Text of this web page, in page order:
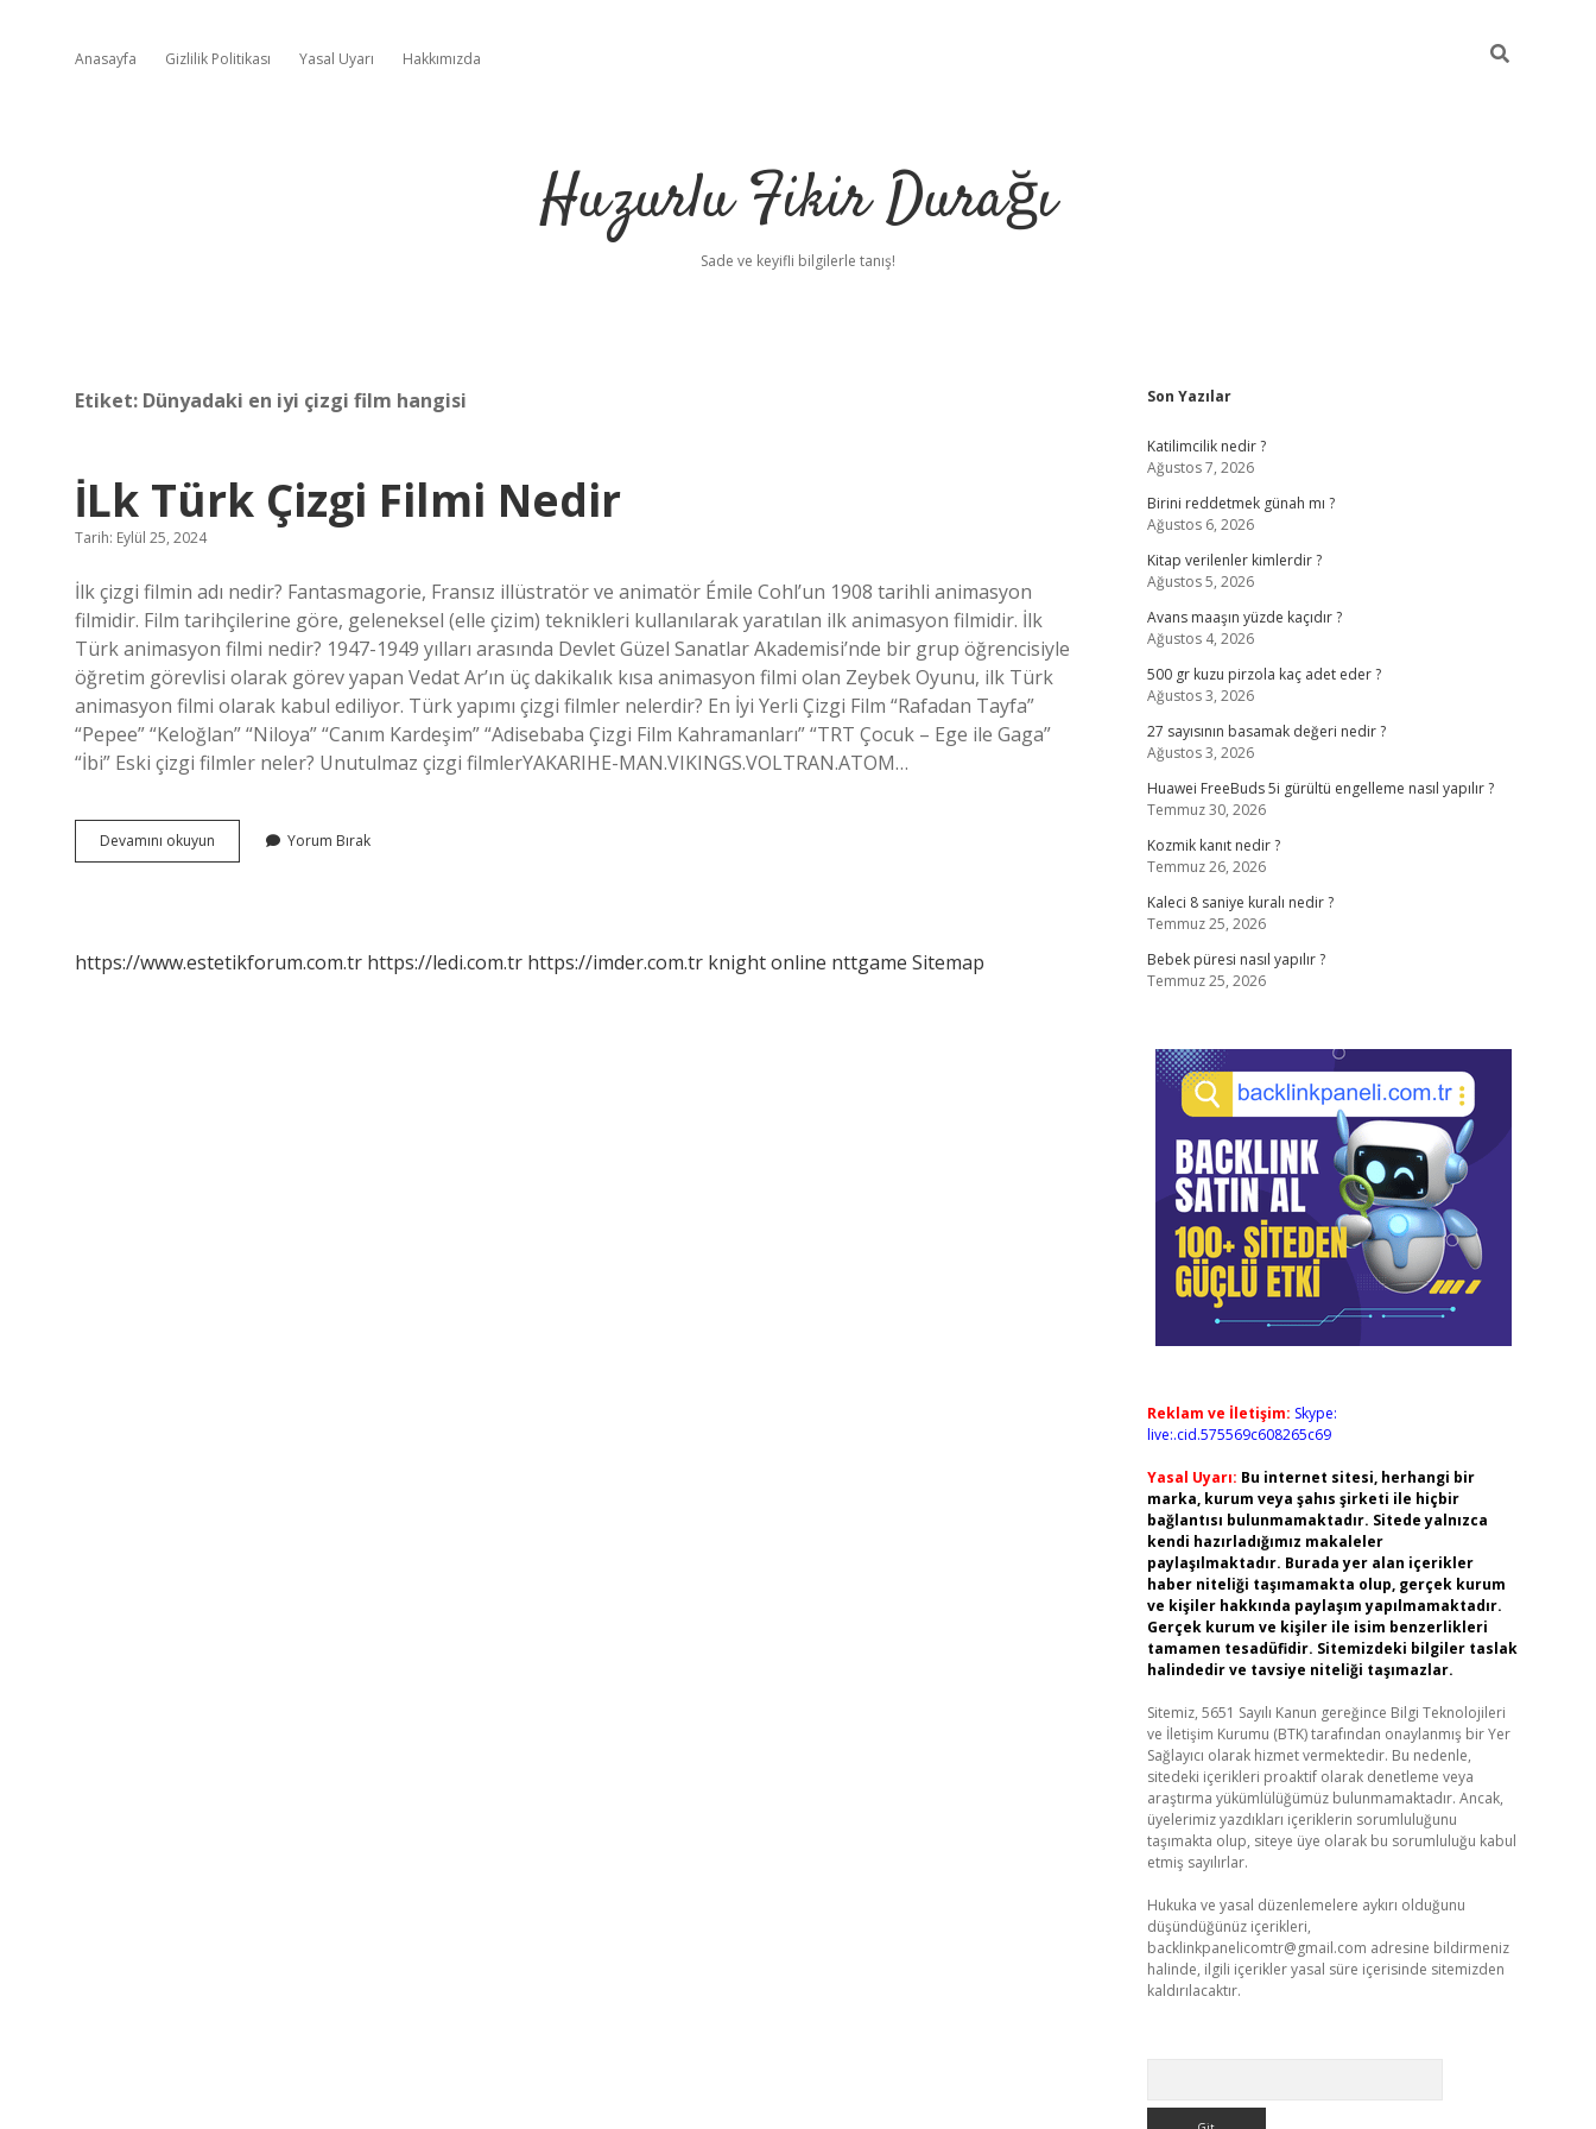
Anasayfa Gizlilik Politikası Yasal Uyarı Hakkımızda
Huzurlu Fikir Durağı
Sade ve keyifli bilgilerle tanış!
Etiket: Dünyadaki en iyi çizgi film hangisi
İLk Türk Çizgi Filmi Nedir
Tarih: Eylül 25, 2024
İlk çizgi filmin adı nedir? Fantasmagorie, Fransız illüstratör ve animatör Émile Cohl’un 1908 tarihli animasyon
filmidir. Film tarihçilerine göre, geleneksel (elle çizim) teknikleri kullanılarak yaratılan ilk animasyon filmidir. İlk
Türk animasyon filmi nedir? 1947-1949 yılları arasında Devlet Güzel Sanatlar Akademisi’nde bir grup öğrencisiyle
öğretim görevlisi olarak görev yapan Vedat Ar’ın üç dakikalık kısa animasyon filmi olan Zeybek Oyunu, ilk Türk
animasyon filmi olarak kabul ediliyor. Türk yapımı çizgi filmler nelerdir? En İyi Yerli Çizgi Film “Rafadan Tayfa”
“Pepee” “Keloğlan” “Niloya” “Canım Kardeşim” “Adisebaba Çizgi Film Kahramanları” “TRT Çocuk – Ege ile Gaga”
“İbi” Eski çizgi filmler neler? Unutulmaz çizgi filmlerYAKARIHE-MAN.VIKINGS.VOLTRAN.ATOM…
Devamını okuyun
Türk
Yorum Bırak
https://www.estetikforum.com.tr https://ledi.com.tr https://imder.com.tr knight online nttgame Sitemap
Sidebar
Son Yazılar
Katilimcilik nedir ?
Ağustos 7, 2026
Birini reddetmek günah mı ?
Ağustos 6, 2026
Kitap verilenler kimlerdir ?
Ağustos 5, 2026
Avans maaşın yüzde kaçıdır ?
Ağustos 4, 2026
500 gr kuzu pirzola kaç adet eder ?
Ağustos 3, 2026
27 sayısının basamak değeri nedir ?
Ağustos 3, 2026
Huawei FreeBuds 5i gürültü engelleme nasıl yapılır ?
Temmuz 30, 2026
Kozmik kanıt nedir ?
Temmuz 26, 2026
Kaleci 8 saniye kuralı nedir ?
Temmuz 25, 2026
Bebek püresi nasıl yapılır ?
Temmuz 25, 2026
Reklam ve İletişim: Skype:
live:.cid.575569c608265c69
Yasal Uyarı: Bu internet sitesi, herhangi bir
marka, kurum veya şahıs şirketi ile hiçbir
bağlantısı bulunmamaktadır. Sitede yalnızca
kendi hazırladığımız makaleler
paylaşılmaktadır. Burada yer alan içerikler
haber niteliği taşımamakta olup, gerçek kurum
ve kişiler hakkında paylaşım yapılmamaktadır.
Gerçek kurum ve kişiler ile isim benzerlikleri
tamamen tesadüfidir. Sitemizdeki bilgiler taslak
halindedir ve tavsiye niteliği taşımazlar.
Sitemiz, 5651 Sayılı Kanun gereğince Bilgi Teknolojileri
ve İletişim Kurumu (BTK) tarafından onaylanmış bir Yer
Sağlayıcı olarak hizmet vermektedir. Bu nedenle,
sitedeki içerikleri proaktif olarak denetleme veya
araştırma yükümlülüğümüz bulunmamaktadır. Ancak,
üyelerimiz yazdıkları içeriklerin sorumluluğunu
taşımakta olup, siteye üye olarak bu sorumluluğu kabul
etmiş sayılırlar.
Hukuka ve yasal düzenlemelere aykırı olduğunu
düşündüğünüz içerikleri,
backlinkpanelicomtr@gmail.com adresine bildirmeniz
halinde, ilgili içerikler yasal süre içerisinde sitemizden
kaldırılacaktır.